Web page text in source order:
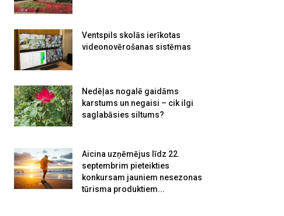
Ventspils skolās ierīkotas
videonovērošanas sistēmas
Nedēļas nogalē gaidāms
karstums un negaisi – cik ilgi
saglabāsies siltums?
Aicina uzņēmējus līdz 22.
septembrim pieteikties
konkursam jauniem nesezonas
tūrisma produktiem...